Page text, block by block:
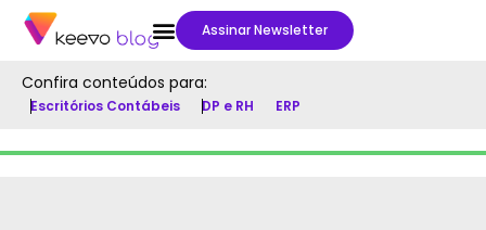
Assinar Newsletter
Confira conteúdos para:
Escritórios Contábeis DP e RH ERP